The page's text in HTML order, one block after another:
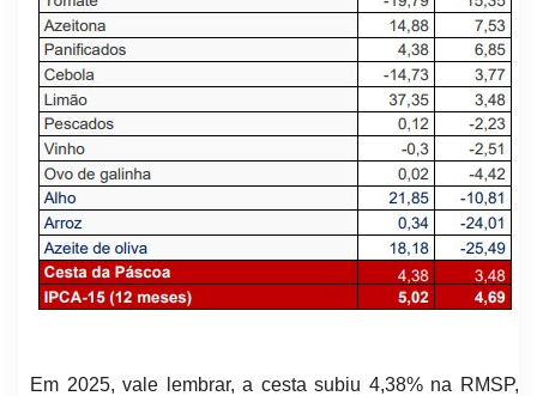
Em 2025, vale lembrar, a cesta subiu 4,38% na RMSP,